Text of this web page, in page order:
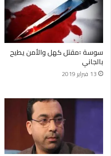
سوسة ꞉مقتل كهل والأمن يطيح
بالجاني
13 فبراير 2019